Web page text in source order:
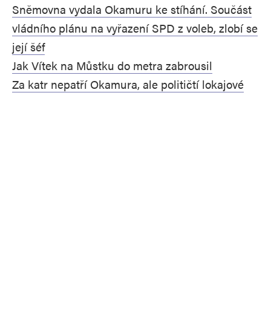
Sněmovna vydala Okamuru ke stíhání. Součást
vládního plánu na vyřazení SPD z voleb, zlobí se
její šéf
Jak Vítek na Můstku do metra zabrousil
Za katr nepatří Okamura, ale političtí lokajové